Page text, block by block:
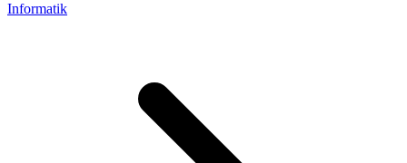
Informatik